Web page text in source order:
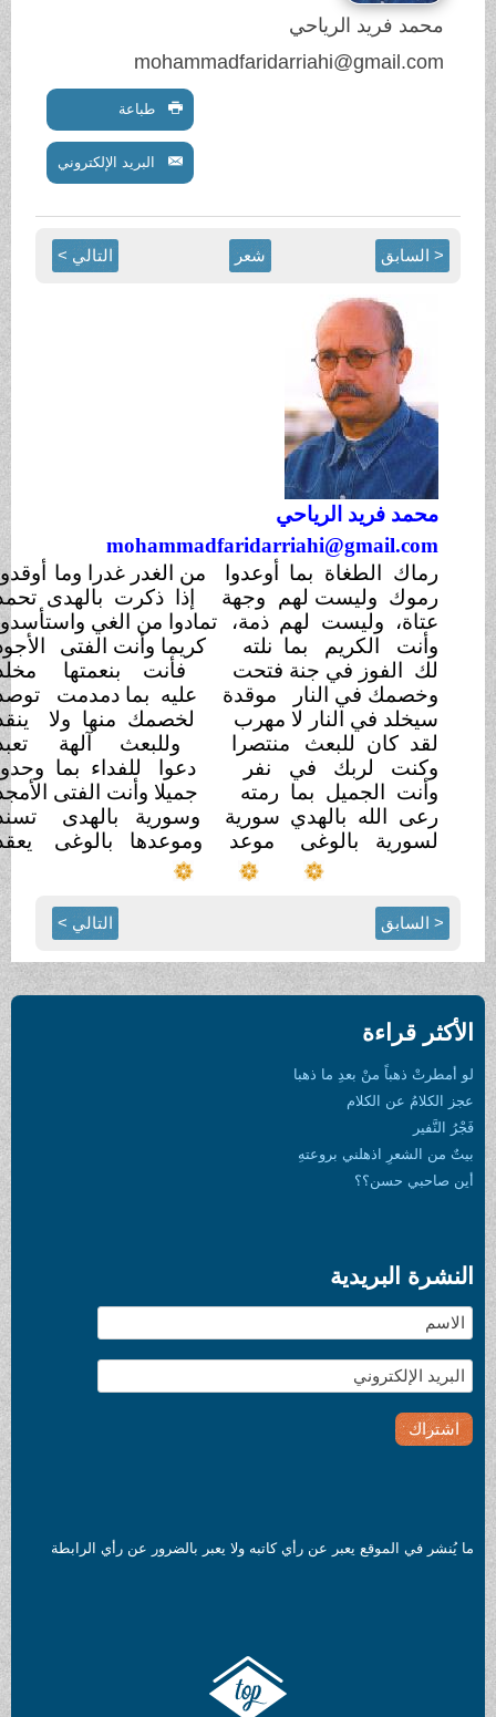
محمد فريد الرياحي
mohammadfaridarriahi@gmail.com
طباعة
البريد الإلكتروني
< السابق شعر التالي >
محمد فريد الرياحي
mohammadfaridarriahi@gmail.com
رماك الطغاة بماأوعدوا
رموك وليست لهم وجهة
عتاة، وليست لهمذمة،
وأنت الكريم بما نلته
لك الفوز في جنة فتحت
وخصمك في النار
موقدة
سيخلد في النار لا مهرب
لقد كان للبعث منتصرا
وكنت لربك في نفر
وأنت الجميل بما رمته
رعى الله بالهدي سورية
لسورية بالوغى
موعد
من الغدر غدرا وماأوقدوا
إذا ذكرت بالهدى تحمد
تمادوا من الغي واستأسدوا
كريما وأنت الفتى الأجود
فأنت بنعمتها
مخلد
عليه بما دمدمت توصد
لخصمك منها ولا ينقد
وللبعث آلهة
تعبد
دعوا للفداء بما وحدوا
جميلا وأنت الفتى الأمجد
وسورية بالهدى
تسند
وموعدها بالوغى
يعقد
< السابق التالي >
الأكثر قراءة
لو أمطرتْ ذهباً منْ بعدِ ما ذهبا
عجز الكلامُ عن الكلام
فَجْرُ النَّفير
بيتٌ من الشعرِ اذهلني بروعتهِ
أين صاحبي حسن؟؟
النشرة البريدية
ما يُنشر في الموقع يعبر عن رأي كاتبه ولا يعبر بالضرور عن رأي الرابطة